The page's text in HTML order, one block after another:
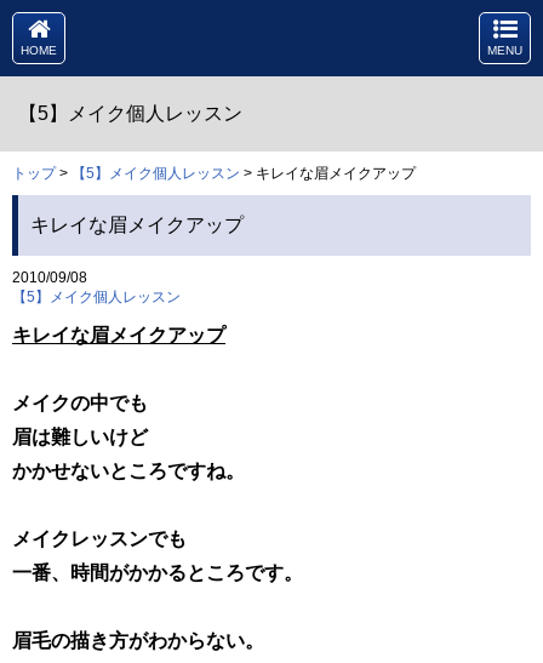
HOME MENU
【5】メイク個人レッスン
トップ> 【5】メイク個人レッスン > キレイな眉メイクアップ
キレイな眉メイクアップ
2010/09/08
【5】メイク個人レッスン
キレイな眉メイクアップ
メイクの中でも
眉は難しいけど
かかせないところですね。
メイクレッスンでも
一番、時間がかかるところです。
眉毛の描き方がわからない。